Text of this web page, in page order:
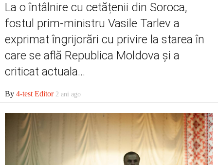
Contact
La o întâlnire cu cetățenii din Soroca,
fostul prim-ministru Vasile Tarlev a
exprimat îngrijorări cu privire la starea în
care se află Republica Moldova și a
criticat actuala...
By 4-test Editor 2 ani ago